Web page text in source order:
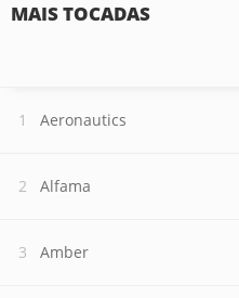
MAIS TOCADAS
Aeronautics
Alfama
Amber